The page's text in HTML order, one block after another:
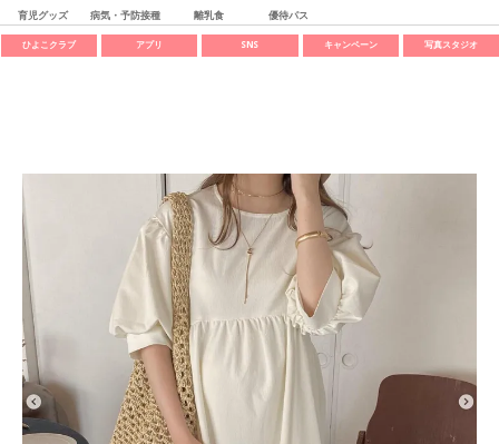
育児グッズ 病気・予防接種 離乳食 優待パス
ひよこクラブ アプリ SNS キャンペーン 写真スタジオ